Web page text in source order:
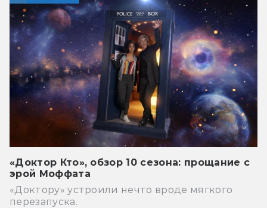
«Доктор Кто», обзор 10 сезона: прощание с
эрой Моффата
«Доктору» устроили нечто вроде мягкого
перезапуска.